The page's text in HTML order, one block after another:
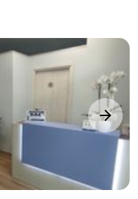
next